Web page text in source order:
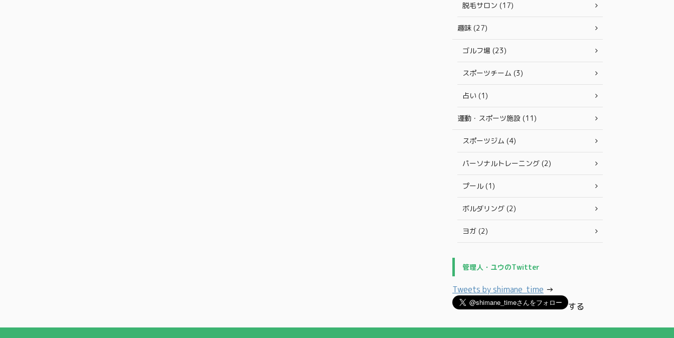
脱毛サロン (17)
趣味 (27)
ゴルフ場 (23)
スポーツチーム (3)
占い (1)
運動・スポーツ施設 (11)
スポーツジム (4)
パーソナルトレーニング (2)
プール (1)
ボルダリング (2)
ヨガ (2)
管理人・ユウのTwitter
Tweets by shimane_time →
する